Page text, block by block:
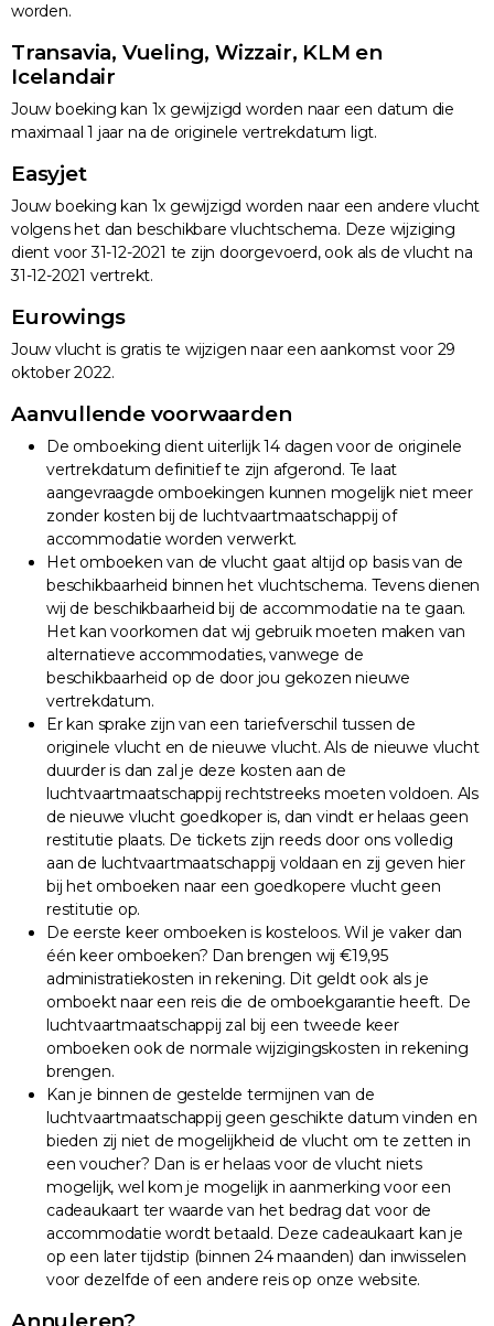
worden.
Transavia, Vueling, Wizzair, KLM en
Icelandair
Jouw boeking kan 1x gewijzigd worden naar een datum die
maximaal 1 jaar na de originele vertrekdatum ligt.
Easyjet
Jouw boeking kan 1x gewijzigd worden naar een andere vlucht
volgens het dan beschikbare vluchtschema. Deze wijziging
dient voor 31-12-2021 te zijn doorgevoerd, ook als de vlucht na
31-12-2021 vertrekt.
Eurowings
Jouw vlucht is gratis te wijzigen naar een aankomst voor 29
oktober 2022.
Aanvullende voorwaarden
De omboeking dient uiterlijk 14 dagen voor de originele
vertrekdatum definitief te zijn afgerond. Te laat
aangevraagde omboekingen kunnen mogelijk niet meer
zonder kosten bij de luchtvaartmaatschappij of
accommodatie worden verwerkt.
Het omboeken van de vlucht gaat altijd op basis van de
beschikbaarheid binnen het vluchtschema. Tevens dienen
wij de beschikbaarheid bij de accommodatie na te gaan.
Het kan voorkomen dat wij gebruik moeten maken van
alternatieve accommodaties, vanwege de
beschikbaarheid op de door jou gekozen nieuwe
vertrekdatum.
Er kan sprake zijn van een tariefverschil tussen de
originele vlucht en de nieuwe vlucht. Als de nieuwe vlucht
duurder is dan zal je deze kosten aan de
luchtvaartmaatschappij rechtstreeks moeten voldoen. Als
de nieuwe vlucht goedkoper is, dan vindt er helaas geen
restitutie plaats. De tickets zijn reeds door ons volledig
aan de luchtvaartmaatschappij voldaan en zij geven hier
bij het omboeken naar een goedkopere vlucht geen
restitutie op.
De eerste keer omboeken is kosteloos. Wil je vaker dan
één keer omboeken? Dan brengen wij €19,95
administratiekosten in rekening. Dit geldt ook als je
omboekt naar een reis die de omboekgarantie heeft. De
luchtvaartmaatschappij zal bij een tweede keer
omboeken ook de normale wijzigingskosten in rekening
brengen.
Kan je binnen de gestelde termijnen van de
luchtvaartmaatschappij geen geschikte datum vinden en
bieden zij niet de mogelijkheid de vlucht om te zetten in
een voucher? Dan is er helaas voor de vlucht niets
mogelijk, wel kom je mogelijk in aanmerking voor een
cadeaukaart ter waarde van het bedrag dat voor de
accommodatie wordt betaald. Deze cadeaukaart kan je
op een later tijdstip (binnen 24 maanden) dan inwisselen
voor dezelfde of een andere reis op onze website.